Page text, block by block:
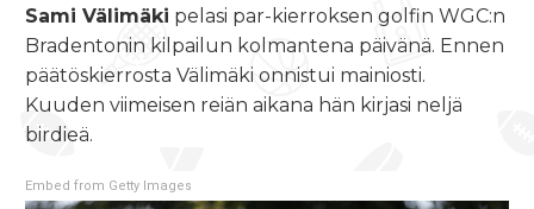
Sami Välimäki pelasi par-kierroksen golfin WGC:n
Bradentonin kilpailun kolmantena päivänä. Ennen
päätöskierrosta Välimäki onnistui mainiosti.
Kuuden viimeisen reiän aikana hän kirjasi neljä
birdieä.
Embed from Getty Images